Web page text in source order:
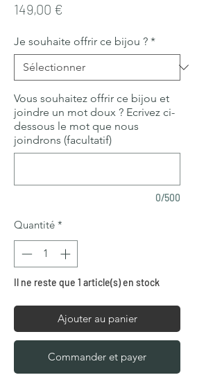
149,00 €
Je souhaite offrir ce bijou ? *
Vous souhaitez offrir ce bijou et
joindre un mot doux ? Ecrivez ci-
dessous le mot que nous
joindrons (facultatif)
0/500
Quantité *
Il ne reste que 1 article(s) en stock
Ajouter au panier
Commander et payer